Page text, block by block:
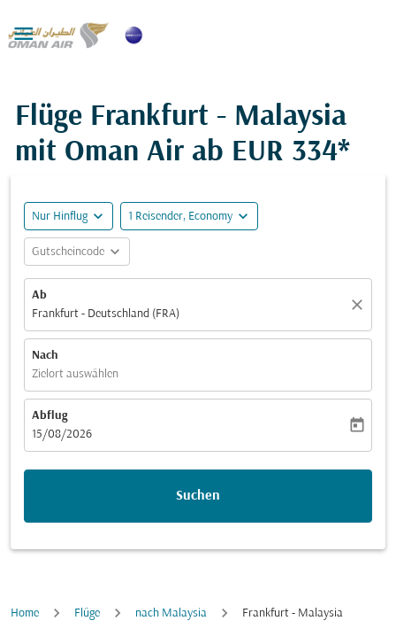

Flüge Frankfurt - Malaysia
mit Oman Air ab EUR 334*
Nur Hinflug expand_more 1 Reisender, Economy expand_more
Gutscheincode expand_more
Ab
Frankfurt - Deutschland (FRA)
close
Nach
Zielort auswählen
Abflug
fc-booking-departure-date-aria-label
15/08/2026
today
Suchen
Home Flüge nach Malaysia Frankfurt - Malaysia